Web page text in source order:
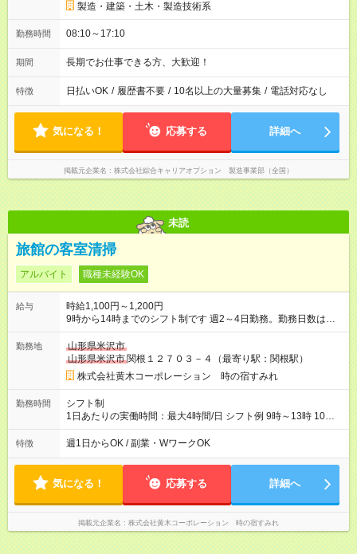
製造・建築・土木・製造技術系
勤務時間 08:10～17:10
期間 長期でお仕事できる方、大歓迎！
特徴 日払いOK / 履歴書不要 / 10名以上の大量募集 / 電話対応なし
気になる！ 応募する 詳細へ
掲載元企業名 株式会社綜合キャリアオプション 製造事業部（全国）
未読
旅館の客室清掃
アルバイト 職種未経験OK
給与
時給1,100円～1,200円
9時から14時までのシフト制です 週2～4日勤務。勤務日数はご
相談に応じます シフトは休みの希望を確認し作成していますが
今回は土日など休日勤務できる方優先となります 【試用期間】
試用期間あり 試用期間の長さ：2週間 雇用形態、給与は本採用
時と同じです。
勤務地
山形県米沢市
山形県米沢市 関根１２７０３－４（最寄り駅：関根駅）
株式会社黄木コーポレーション 時の宿すみれ
勤務時間
シフト制
1日あたりの実働時間：最大4時間/日 シフト例 9時～13時 10時
～14時 持ち物 作業中の飲み物 館内で使用する脱ぎ履きしやすい
履き物 エプロン
特徴 週1日からOK / 副業・WワークOK
気になる！ 応募する 詳細へ
掲載元企業名 株式会社黄木コーポレーション 時の宿すみれ